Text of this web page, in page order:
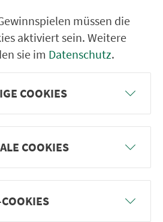
da:
müssen die
aktiviert sein. Weitere
sie im Datenschutz.
COOKIES
COOKIES